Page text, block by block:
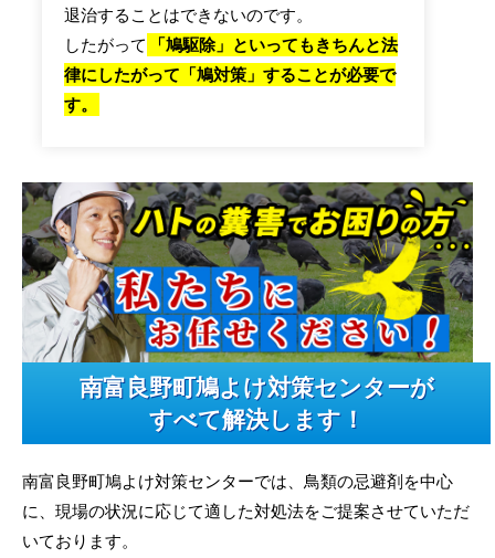
退治することはできないのです。
したがって
「鳩駆除」といってもきちんと法
律にしたがって「鳩対策」することが必要で
す。
南富良野町鳩よけ対策センターが
すべて解決します！
南富良野町鳩よけ対策センターでは、鳥類の忌避剤を中心
に、現場の状況に応じて適した対処法をご提案させていただ
いております。